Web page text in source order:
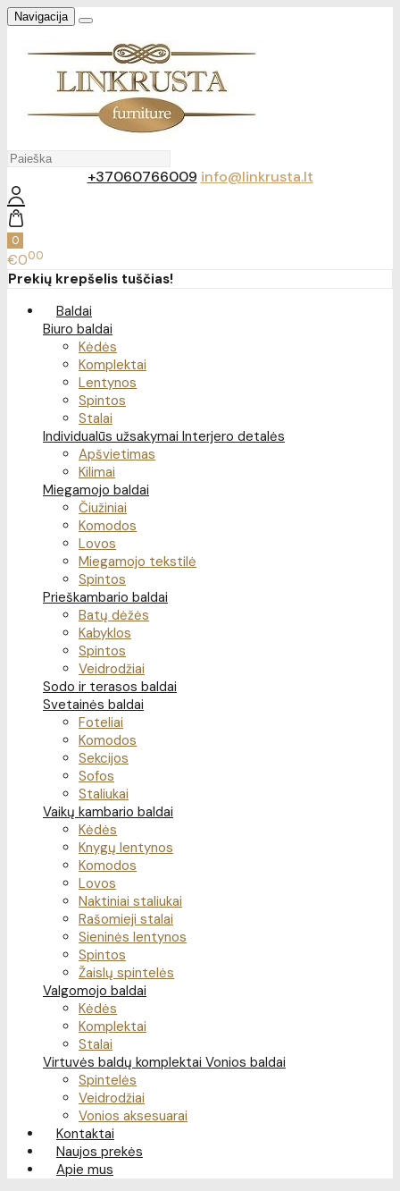
Navigacija
+37060766009 info@linkrusta.lt
0
€000
Prekių krepšelis tuščias!
Baldai
Biuro baldai
Kėdės
Komplektai
Lentynos
Spintos
Stalai
Individualūs užsakymai Interjero detalės
Apšvietimas
Kilimai
Miegamojo baldai
Čiužiniai
Komodos
Lovos
Miegamojo tekstilė
Spintos
Prieškambario baldai
Batų dėžės
Kabyklos
Spintos
Veidrodžiai
Sodo ir terasos baldai
Svetainės baldai
Foteliai
Komodos
Sekcijos
Sofos
Staliukai
Vaikų kambario baldai
Kėdės
Knygų lentynos
Komodos
Lovos
Naktiniai staliukai
Rašomieji stalai
Sieninės lentynos
Spintos
Žaislų spintelės
Valgomojo baldai
Kėdės
Komplektai
Stalai
Virtuvės baldų komplektai Vonios baldai
Spintelės
Veidrodžiai
Vonios aksesuarai
Kontaktai
Naujos prekės
Apie mus